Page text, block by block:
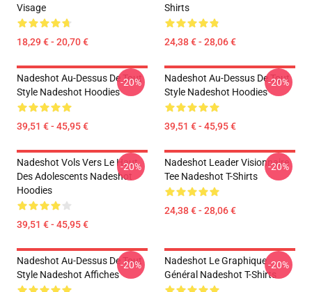
Visage
18,29 € - 20,70 €
Shirts
24,38 € - 28,06 €
Nadeshot Au-Dessus De Tout
Style Nadeshot Hoodies
39,51 € - 45,95 €
-20%
Nadeshot Au-Dessus De Tout
Style Nadeshot Hoodies
39,51 € - 45,95 €
-20%
Nadeshot Vols Vers Le Haut
Des Adolescents Nadeshot
Hoodies
39,51 € - 45,95 €
-20%
Nadeshot Leader Visionnaire
Tee Nadeshot T-Shirts
24,38 € - 28,06 €
-20%
Nadeshot Au-Dessus De Tout
Style Nadeshot Affiches
-20%
Nadeshot Le Graphique
Général Nadeshot T-Shirts
-20%